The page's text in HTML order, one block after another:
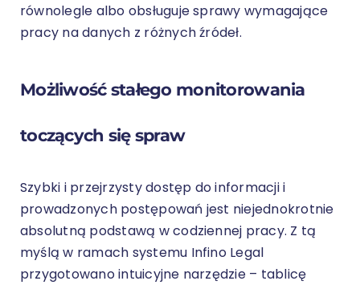
równolegle albo obsługuje sprawy wymagające
pracy na danych z różnych źródeł.
Możliwość stałego monitorowania
toczących się spraw
Szybki i przejrzysty dostęp do informacji i
prowadzonych postępowań jest niejednokrotnie
absolutną podstawą w codziennej pracy. Z tą
myślą w ramach systemu Infino Legal
przygotowano intuicyjne narzędzie – tablicę